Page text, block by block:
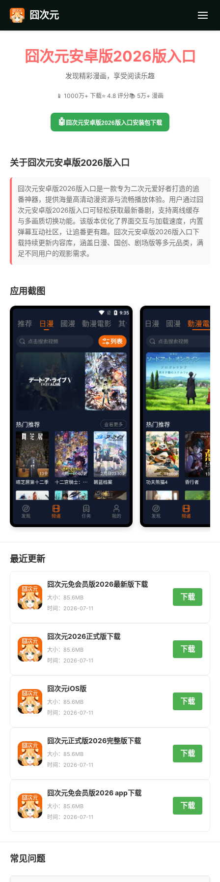
囧次元
囧次元安卓版2026版入口
发现精彩漫画，享受阅读乐趣
📱 1000万+ 下载⭐ 4.8 评分📚 5万+ 漫画
🤖 囧次元安卓版2026版入口安装包下载
关于囧次元安卓版2026版入口
囧次元安卓版2026版入口是一款专为二次元爱好者打造的追
番神器，提供海量高清动漫资源与流畅播放体验。用户通过囧
次元安卓版2026版入口可轻松获取最新番剧，支持离线缓存
与多画质切换功能。该版本优化了界面交互与加载速度，内置
弹幕互动社区，让追番更有趣。囧次元安卓版2026版入口下
载持续更新内容库，涵盖日漫、国创、剧场版等多元品类，满
足不同用户的观影需求。
应用截图
最近更新
囧次元免会员版2026最新版下载
大小：85.6MB
时间：2026-07-11
下载
囧次元2026正式版下载
大小：85.6MB
时间：2026-07-11
下载
囧次元iOS版
大小：85.6MB
时间：2026-07-11
下载
囧次元正式版2026完整版下载
大小：85.6MB
时间：2026-07-11
下载
囧次元免会员版2026 app下载
大小：85.6MB
时间：2026-07-11
下载
常见问题